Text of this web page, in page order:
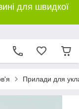
для швидкої
Прилади для